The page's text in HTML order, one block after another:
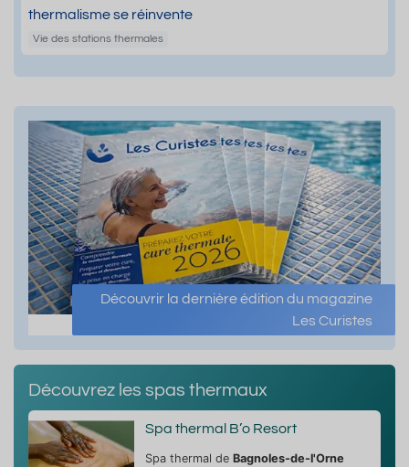
thermalisme se réinvente
Vie des stations thermales
Découvrir la dernière édition du magazine
Les Curistes
Découvrez les spas thermaux
Spa thermal B’o Resort
Spa thermal de Bagnoles-de-l'Orne